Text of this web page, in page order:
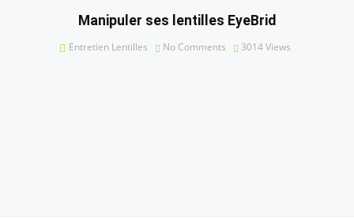
Manipuler ses lentilles EyeBrid
Entretien Lentilles No Comments 3014Views